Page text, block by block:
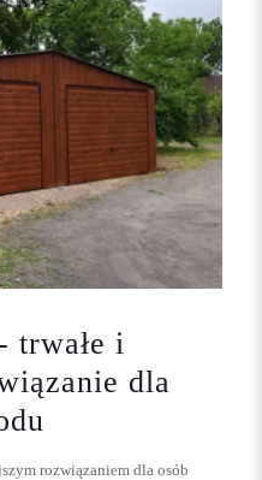
trwałe i
dla
rozwiązaniem dla osób